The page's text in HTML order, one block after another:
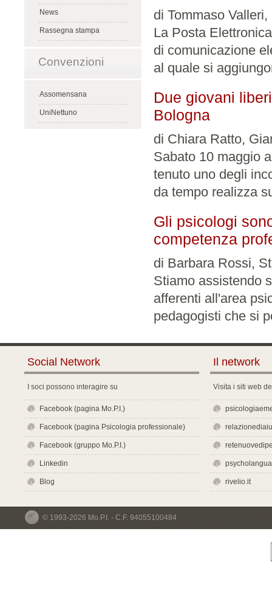
News
Rassegna stampa
Convenzioni
Assomensana
UniNettuno
di Tommaso
La Posta
di comunicazione
al quale si
Due giovani
Bologna
di Chiara Ratto,
Sabato 10 maggio
tenuto uno degli
da tempo realizza
Gli psicologi
competenza
di Barbara Rossi,
Stiamo assistendo
afferenti all'area
pedagogisti che si
Social Network
I soci possono interagire su
Facebook (pagina Mo.P.I.)
Facebook (pagina Psicologia professionale)
Facebook (gruppo Mo.P.I.)
Linkedin
Blog
Il network
Visita i siti web
rivelio.it
© 1993-2026 Mo.P.I. - C.F. 94055100484